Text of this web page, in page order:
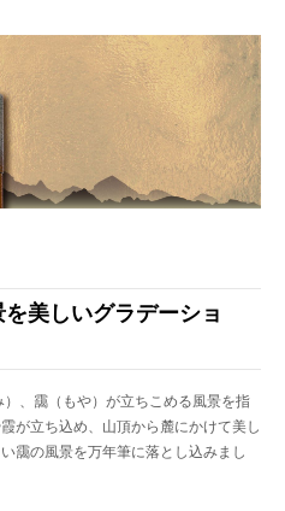
美しいグラデーショ
）、靄（もや）が立ちこめる風景を指
が立ち込め、山頂から麓にかけて美し
靄の風景を万年筆に落とし込みまし